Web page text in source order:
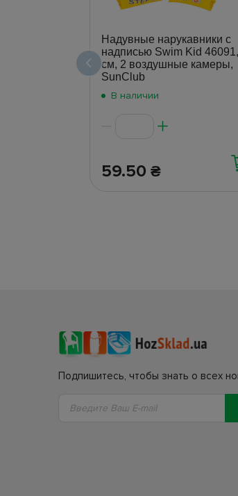
Надувные нарукавники с
надписью Swim Kid
см, 2 воздушные камеры,
SunClub
В наличии
59.50 ₴
Подпишитесь, чтобы знать о всех